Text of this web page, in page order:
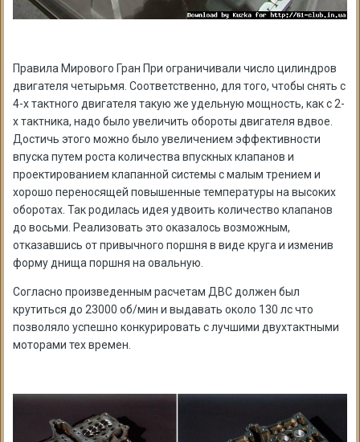
Правила Мирового Гран При ограничивали число цилиндров
двигателя четырьмя. Соответственно, для того, чтобы снять с
4-х тактного двигателя такую же удельную мощность, как с 2-
х тактника, надо было увеличить обороты двигателя вдвое.
Достичь этого можно было увеличением эффективности
впуска путем роста количества впускных клапанов и
проектированием клапанной системы с малым трением и
хорошо переносящей повышенные температуры на высоких
оборотах. Так родилась идея удвоить количество клапанов
до восьми. Реализовать это оказалось возможным,
отказавшись от привычного поршня в виде круга и изменив
форму днища поршня на овальную.
Согласно произведенным расчетам ДВС должен был
крутиться до 23000 об/мин и выдавать около 130 лс что
позволяло успешно конкурировать с лучшими двухтактными
моторами тех времен.